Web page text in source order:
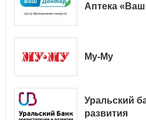
Аптека
Му-Му
Уральский
развития